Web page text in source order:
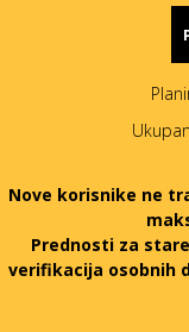
Nove korisnike ne
Prednosti za
verifikacija osobnih